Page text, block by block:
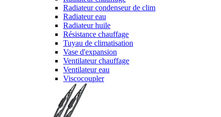
Radiateur condenseur de clim
Radiateur eau
Radiateur huile
Résistance chauffage
Tuyau de climatisation
Vase d'expansion
Ventilateur chauffage
Ventilateur eau
Viscocoupler